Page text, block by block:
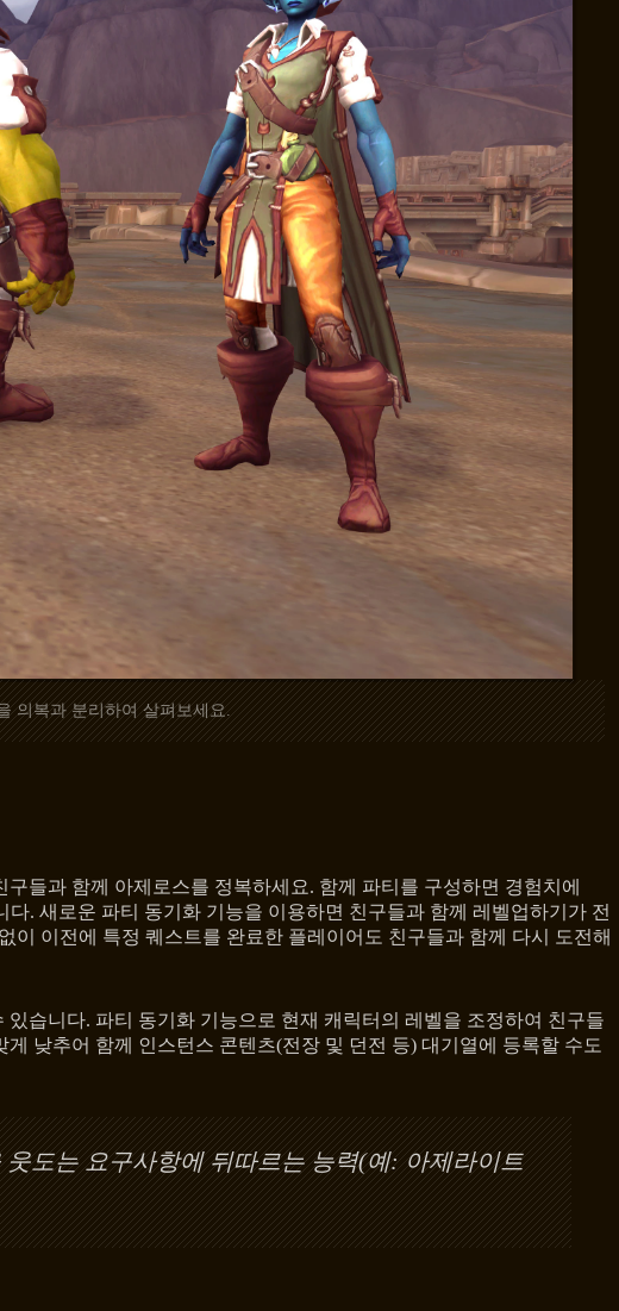
의복과 분리하여 살펴보세요.
들과 함께 아제로스를 정복하세요. 함께 파티를 구성하면 경험치에
. 새로운 파티 동기화 기능을 이용하면 친구들과 함께 레벨업하기가 전
이전에 특정 퀘스트를 완료한 플레이어도 친구들과 함께 다시 도전해
습니다. 파티 동기화 기능으로 현재 캐릭터의 레벨을 조정하여 친구들
낮추어 함께 인스턴스 콘텐츠(전장 및 던전 등) 대기열에 등록할 수도
도는 요구사항에 뒤따르는 능력(예: 아제라이트